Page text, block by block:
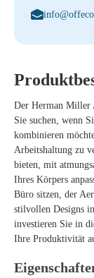
Der Herman Miller
Sie suchen, wenn
kombinieren
Arbeitshaltung zu
bieten, mit
Ihres Körpers
Büro sitzen, der
stilvollen Designs
investieren Sie in
Ihre Produktivität